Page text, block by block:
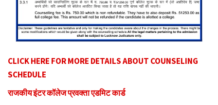
CLICK HERE FOR MORE DETAILS ABOUT COUNSELING
SCHEDULE
राजकीय इंटर कॉलेज प्रवक्ता एडमिट कार्ड